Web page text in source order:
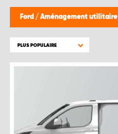
Ford / Aménagement utilitaire
PLUS POPULAIRE